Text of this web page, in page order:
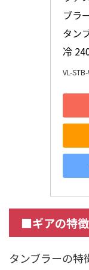
ブラ
タン
冷
VL-
■ギアの特
タンブラーの特